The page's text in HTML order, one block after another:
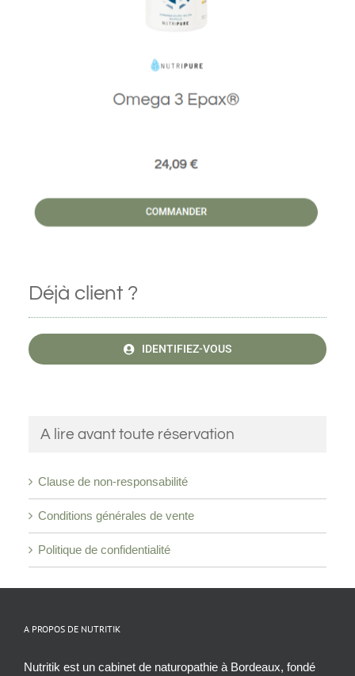
Déjà client ?
IDENTIFIEZ-VOUS
A lire avant toute réservation
Clause de non-responsabilité
Conditions générales de vente
Politique de confidentialité
A PROPOS DE NUTRITIK
Nutritik est un cabinet de naturopathie à Bordeaux, fondé